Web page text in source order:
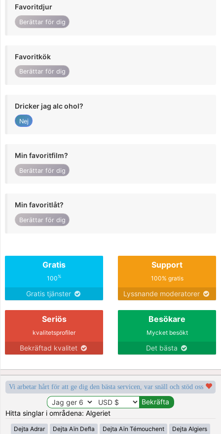
Favoritdjur
Berättar för dig
Favoritkök
Berättar för dig
Dricker jag alc ohol?
Nej
Min favoritfilm?
Berättar för dig
Min favoritlåt?
Berättar för dig
Gratis
100%
Gratis tjänster
Support
100% gratis
Lyssnande moderatorer
Seriös
kvalitetsprofiler
Bekräftad kvalitet
Besökare
Mycket besökt
Det bästa
Vi arbetar hårt för att ge dig den bästa servicen, var snäll och stöd oss
Hitta singlar i områdena: Algeriet
Dejta Adrar Dejta Aïn Defla Dejta Aïn Témouchent Dejta Algiers